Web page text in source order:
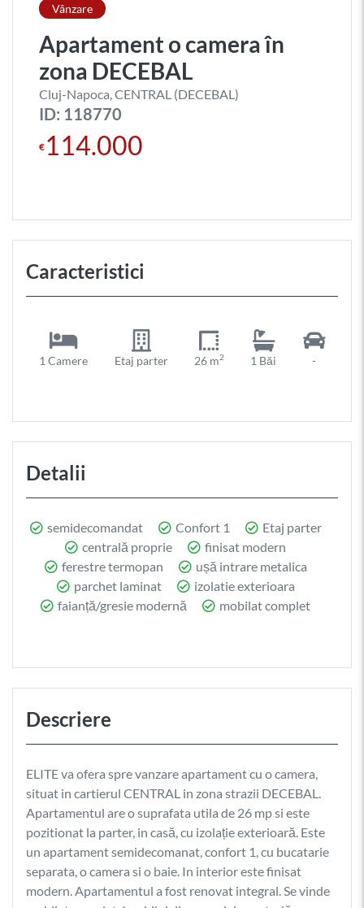
Vânzare
Apartament o camera în
zona DECEBAL
Cluj-Napoca, CENTRAL (DECEBAL)
ID: 118770
€ 114.000
Caracteristici
1 Camere Etaj parter 26 m2 1 Băi -
Detalii
semidecomandat Confort 1
Etaj parter
centrală proprie
finisat modern
ferestre termopan
ușă intrare metalica
parchet laminat
izolatie exterioara
faianță/gresie modernă
mobilat complet
Descriere
ELITE va ofera spre vanzare apartament cu o camera,
situat in cartierul CENTRAL in zona strazii DECEBAL.
Apartamentul are o suprafata utila de 26 mp si este
pozitionat la parter, in casă, cu izolație exterioară. Este
un apartament semidecomanat, confort 1, cu bucatarie
separata, o camera si o baie. In interior este finisat
modern. Apartamentul a fost renovat integral. Se vinde